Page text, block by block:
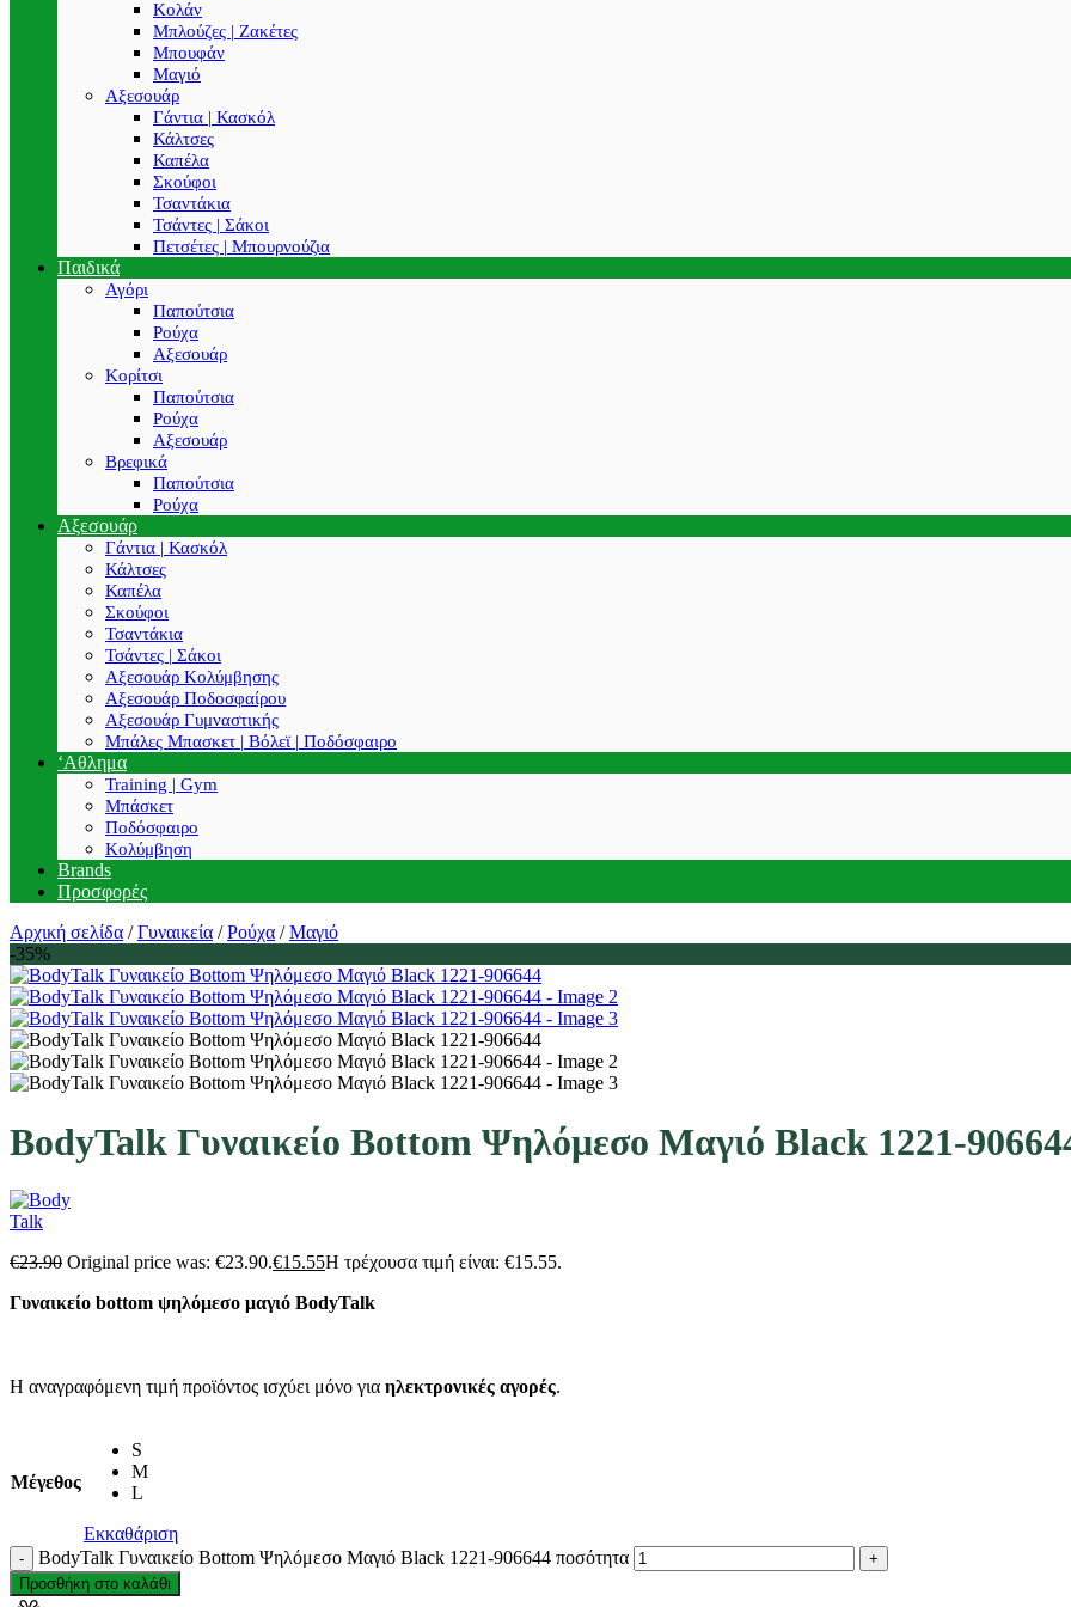
Κολάν
Μπλούζες | Ζακέτες
Μπουφάν
Μαγιό
Αξεσουάρ
Γάντια | Κασκόλ
Κάλτσες
Καπέλα
Σκούφοι
Τσαντάκια
Τσάντες | Σάκοι
Πετσέτες | Μπουρνούζια
Παιδικά
Αγόρι
Παπούτσια
Ρούχα
Αξεσουάρ
Κορίτσι
Παπούτσια
Ρούχα
Αξεσουάρ
Βρεφικά
Παπούτσια
Ρούχα
Αξεσουάρ
Γάντια | Κασκόλ
Κάλτσες
Καπέλα
Σκούφοι
Τσαντάκια
Τσάντες | Σάκοι
Αξεσουάρ Κολύμβησης
Αξεσουάρ Ποδοσφαίρου
Αξεσουάρ Γυμναστικής
Μπάλες Μπασκετ | Βόλεϊ | Ποδόσφαιρο
‘Αθλημα
Training | Gym
Μπάσκετ
Ποδόσφαιρο
Κολύμβηση
Brands
Προσφορές
Αρχική σελίδα / Γυναικεία / Ρούχα / Μαγιό
-35%
BodyTalk Γυναικείο Bottom Ψηλόμεσο Μαγιό Black 1221-
€23.90 Original price was: €23.90.€15.55Η τρέχουσα τιμή είναι: €15.55.
Γυναικείο bottom ψηλόμεσο μαγιό BodyTalk
Η αναγραφόμενη τιμή προϊόντος ισχύει μόνο για ηλεκτρονικές αγορές.
Μέγεθος
S
M
L
Εκκαθάριση
BodyTalk Γυναικείο Bottom Ψηλόμεσο Μαγιό Black 1221-906644 ποσότητα
Προσθήκη στο καλάθι